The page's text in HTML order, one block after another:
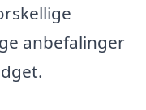
anbefalinger